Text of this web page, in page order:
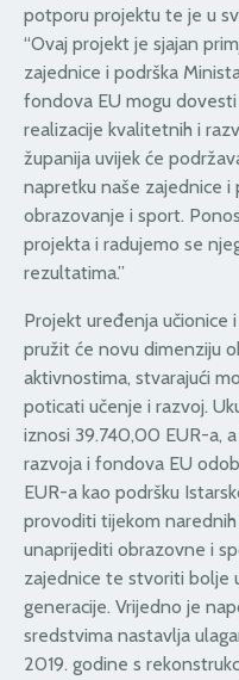
potporu projektu te je u
“Ovaj projekt je sjajan
zajednice i podrška
fondova EU mogu
realizacije kvalitetnih i
županija uvijek će
napretku naše zajednice
obrazovanje i sport.
projekta i radujemo se
rezultatima.”
Projekt uređenja učionice
pružit će novu dimenziju
aktivnostima, stvarajući
poticati učenje i razvoj.
iznosi 39.740,00 EUR-a,
razvoja i fondova EU
EUR-a kao podršku
provoditi tijekom
unaprijediti obrazovne i
zajednice te stvoriti bolje
generacije. Vrijedno je
sredstvima nastavlja
2019. godine s